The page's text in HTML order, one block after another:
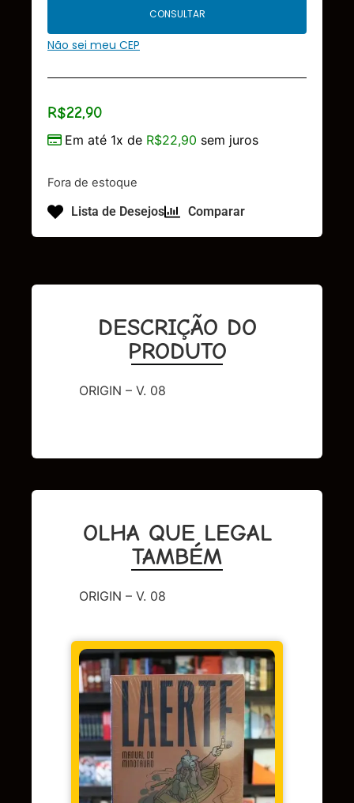
CONSULTAR
Não sei meu CEP
R$22,90
Em até 1x de R$22,90 sem juros
Fora de estoque
Lista de Desejos Comparar
DESCRIÇÃO DO
PRODUTO
ORIGIN – V. 08
OLHA QUE LEGAL
TAMBÉM
ORIGIN – V. 08